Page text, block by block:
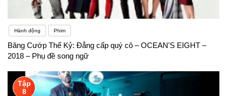
Hành động Phim
Băng Cướp Thế Kỷ: Đẳng cấp quý cô – OCEAN'S EIGHT –
2018 – Phụ đề song ngữ
Tập
8